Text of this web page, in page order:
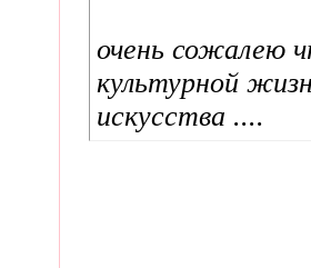
очень сожалею
культурной
искусства ....